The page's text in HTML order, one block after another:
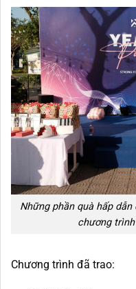
Những phần quà hấp
chương trình
Chương trình đã trao: